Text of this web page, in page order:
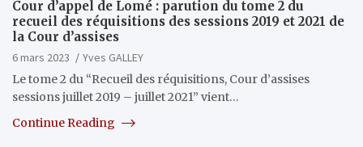
Cour d’appel de Lomé : parution du tome 2 du
recueil des réquisitions des sessions 2019 et 2021 de
la Cour d’assises
6 mars 2023
Yves GALLEY
Le tome 2 du “Recueil des réquisitions, Cour d’assises
sessions juillet 2019 – juillet 2021” vient…
Continue Reading